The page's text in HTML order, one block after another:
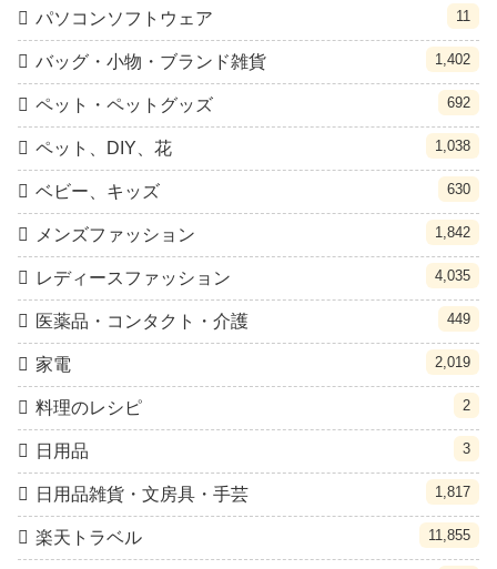
パソコンソフトウェア 11
バッグ・小物・ブランド雑貨 1,402
ペット・ペットグッズ 692
ペット、DIY、花 1,038
ベビー、キッズ 630
メンズファッション 1,842
レディースファッション 4,035
医薬品・コンタクト・介護 449
家電 2,019
料理のレシピ 2
日用品 3
日用品雑貨・文房具・手芸 1,817
楽天トラベル 11,855